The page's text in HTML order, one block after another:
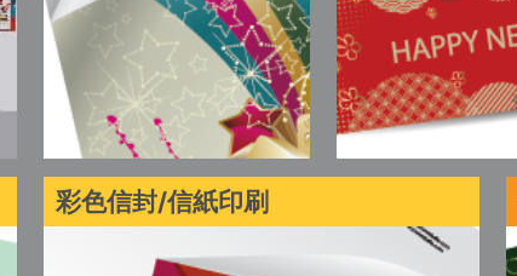
彩色信封/信紙印刷